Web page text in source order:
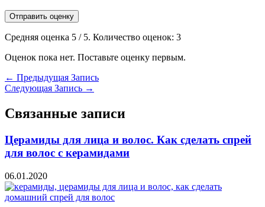
Отправить оценку
Средняя оценка 5 / 5. Количество оценок: 3
Оценок пока нет. Поставьте оценку первым.
← Предыдущая Запись
Следующая Запись →
Связанные записи
Церамиды для лица и волос. Как сделать спрей
для волос с керамидами
06.01.2020